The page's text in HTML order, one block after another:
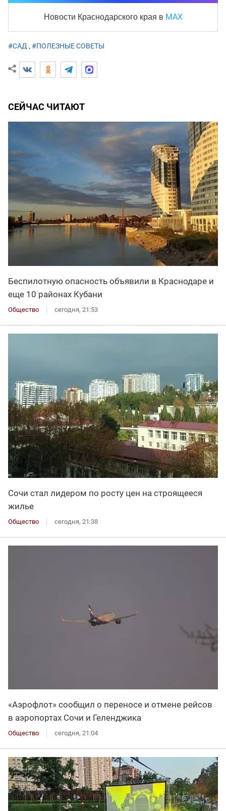
Новости Краснодарского края в MAX
#САД, #ПОЛЕЗНЫЕ СОВЕТЫ
СЕЙЧАС ЧИТАЮТ
Беспилотную опасность объявили в Краснодаре и
еще 10 районах Кубани
Общество сегодня, 21:53
Сочи стал лидером по росту цен на строящееся
жилье
Общество сегодня, 21:38
«Аэрофлот» сообщил о переносе и отмене рейсов
в аэропортах Сочи и Геленджика
Общество сегодня, 21:04